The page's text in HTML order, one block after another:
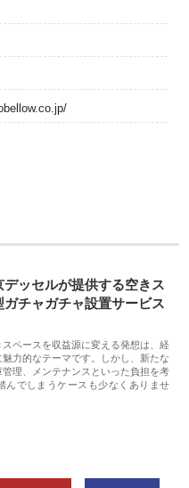
デッセルが提供する空きス
ガチャガチャ設置サービス
スペースを収益源に変える発想は、経
力的なテーマです。しかし、新たな
理、メンテナンスといった負担を考
んでしまうケースも少なくありませ